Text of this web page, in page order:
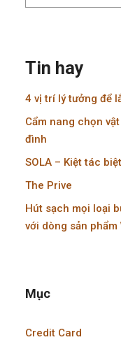
Tin hay
4 vị trí lý tưởng để
Cẩm nang chọn
đình
SOLA – Kiệt tác
The Prive
Hút sạch mọi loại
với dòng sản phẩm
Mục
Credit Card